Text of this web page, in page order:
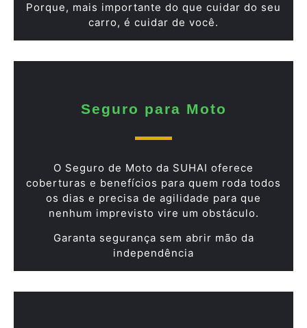
Porque, mais importante do que cuidar do seu
carro, é cuidar de você.
Seguro para Moto
O Seguro de Moto da SUHAI oferece
coberturas e benefícios para quem roda todos
os dias e precisa de agilidade para que
nenhum imprevisto vire um obstáculo.
Garanta segurança sem abrir mão da
independência